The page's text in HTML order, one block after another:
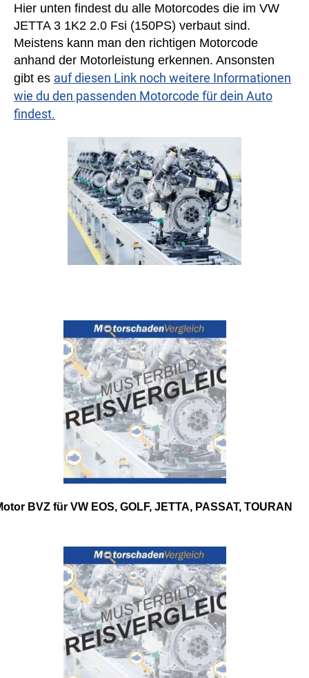
Hier unten findest du alle Motorcodes die im VW
JETTA 3 1K2 2.0 Fsi (150PS) verbaut sind.
Meistens kann man den richtigen Motorcode
anhand der Motorleistung erkennen. Ansonsten
gibt es auf diesen Link noch weitere Informationen
wie du den passenden Motorcode für dein Auto
findest.
BVZ für VW EOS, GOLF, JETTA, PASSAT, TOURAN